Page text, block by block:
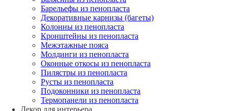
Барельефы из пенопласта
Декоративные карнизы (багеты)
Колонны из пенопласта
Кронштейны из пенопласта
Межэтажные пояса
Молдинги из пенопласта
Оконные откосы из пенопласта
Пилястры из пенопласта
Русты из пенопласта
Подоконники из пенопласта
Термопанели из пенопласта
Декор для интерьера